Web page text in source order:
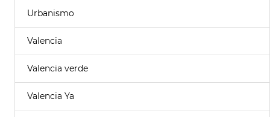
Urbanismo
Valencia
Valencia verde
Valencia Ya